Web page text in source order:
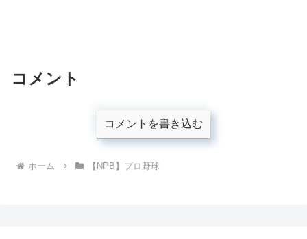
コメント
コメントを書き込む
ホーム 【NPB】プロ野球